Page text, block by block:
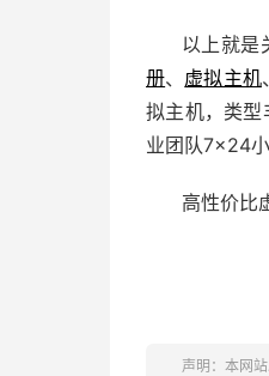
以上就是
册、 虚拟主机、
拟主机，类
业团队7×24
高性价比
声明：本网